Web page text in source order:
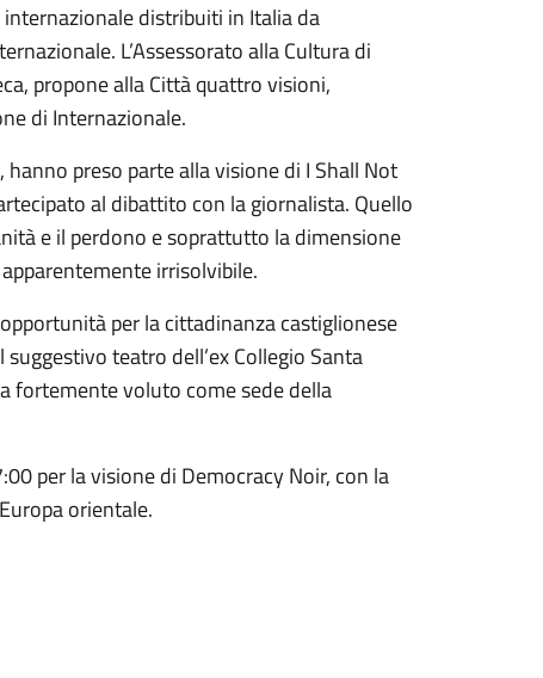
distribuiti in Italia da
L’Assessorato alla Cultura di
propone alla Città quattro visioni,
di Internazionale.
preso parte alla visione di I Shall Not
al dibattito con la giornalista. Quello
e il perdono e soprattutto la dimensione
irrisolvibile.
per la cittadinanza castiglionese
teatro dell’ex Collegio Santa
fortemente voluto come sede della
per la visione di Democracy Noir, con la
orientale.